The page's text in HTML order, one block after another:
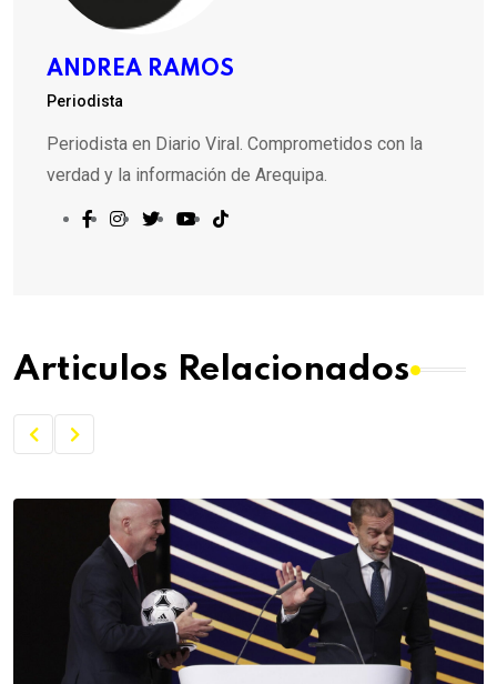
ANDREA RAMOS
Periodista
Periodista en Diario Viral. Comprometidos con la
verdad y la información de Arequipa.
Articulos Relacionados